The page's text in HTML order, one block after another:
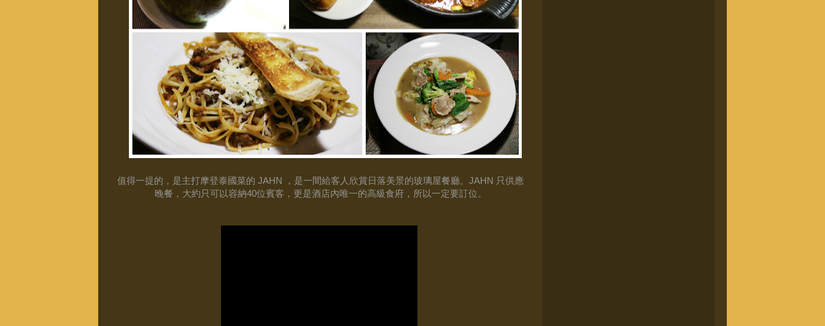
值得一提的，是主打摩登泰國菜的 JAHN ， 是一間給客人欣賞日落美景的玻璃屋餐廳。JAHN 只供應
晚餐，大約只可以容納40位賓客，更是酒店內唯一的高級食府，所以一定要訂位。